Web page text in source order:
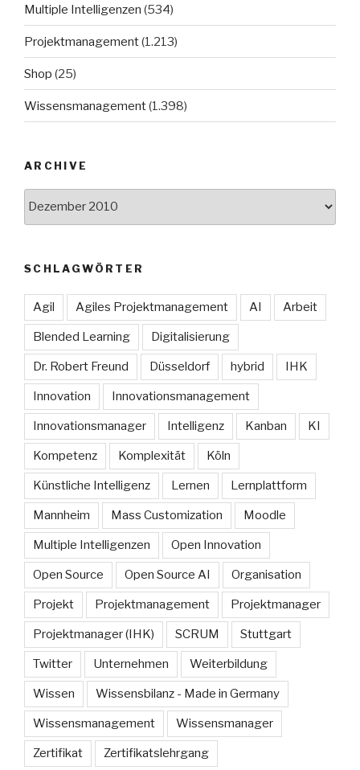
Multiple Intelligenzen (534)
Projektmanagement(1.213)
Shop (25)
Wissensmanagement(1.398)
ARCHIVE
SCHLAGWÖRTER
Agil Agiles Projektmanagement AI Arbeit
Blended Learning Digitalisierung
Dr. Robert Freund Düsseldorf hybrid IHK
Innovation Innovationsmanagement
Innovationsmanager Intelligenz Kanban KI
Kompetenz Komplexität Köln
Künstliche Intelligenz Lernen Lernplattform
Mannheim Mass Customization Moodle
Multiple Intelligenzen Open Innovation
Open Source Open Source AI Organisation
Projekt Projektmanagement Projektmanager
Projektmanager (IHK) SCRUM Stuttgart
Twitter Unternehmen Weiterbildung
Wissen Wissensbilanz - Made in Germany
Wissensmanagement Wissensmanager
Zertifikat Zertifikatslehrgang